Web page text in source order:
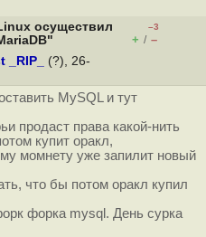
осуществил
–3
+ / –
_RIP_
(?), 26-
MySQL и тут
продаст права какой-нить
купит оракл,
момнету уже запилит новый
что бы потом оракл купил
форка mysql. День сурка